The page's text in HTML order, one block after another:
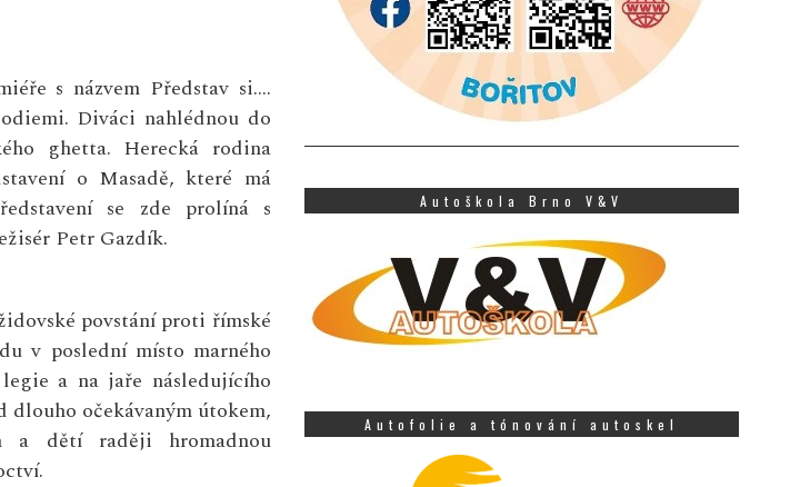
s názvem Představ si….
Diváci nahlédnou do
ghetta. Herecká rodina
o Masadě, které má
se zde prolíná s
Petr Gazdík.
povstání proti římské
v poslední místo marného
a na jaře následujícího
dlouho očekávaným útokem,
a dětí raději hromadnou
Autoškola Brno V&V
Autofolie a tónování autoskel